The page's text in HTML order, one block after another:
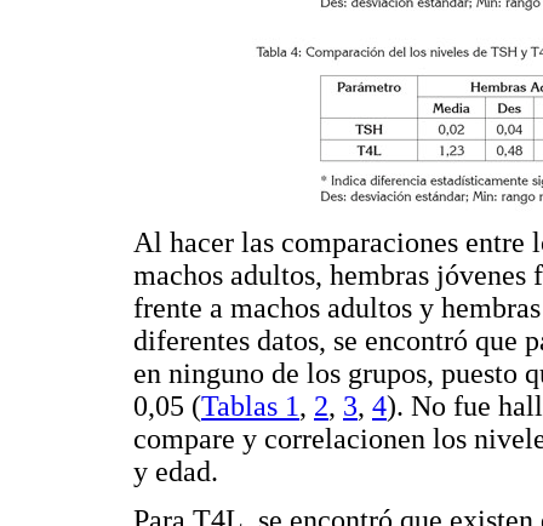
Al hacer las comparaciones entre
machos adultos, hembras jóvenes
frente a machos adultos y
diferentes datos, se encontró que
en ninguno de los grupos, puesto
0,05 (Tablas 1, 2, 3, 4). No fue
compare y correlacionen los
y edad.